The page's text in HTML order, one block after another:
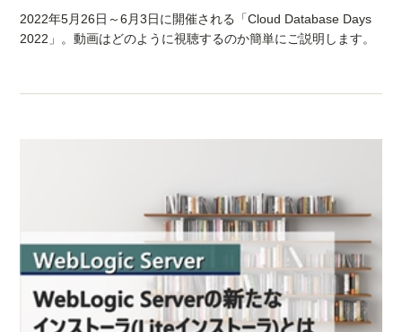
2022年5月26日～6月3日に開催される「Cloud Database Days
2022」。動画はどのように視聴するのか簡単にご説明します。